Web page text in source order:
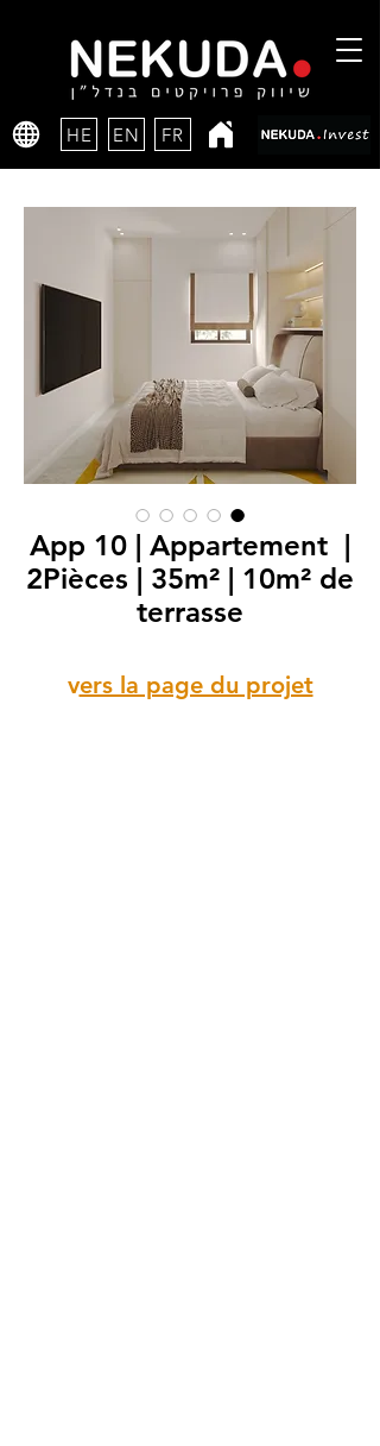
HE EN FR
App 10 | Appartement |
2Pièces | 35m² | 10m² de
terrasse
vers la page du projet